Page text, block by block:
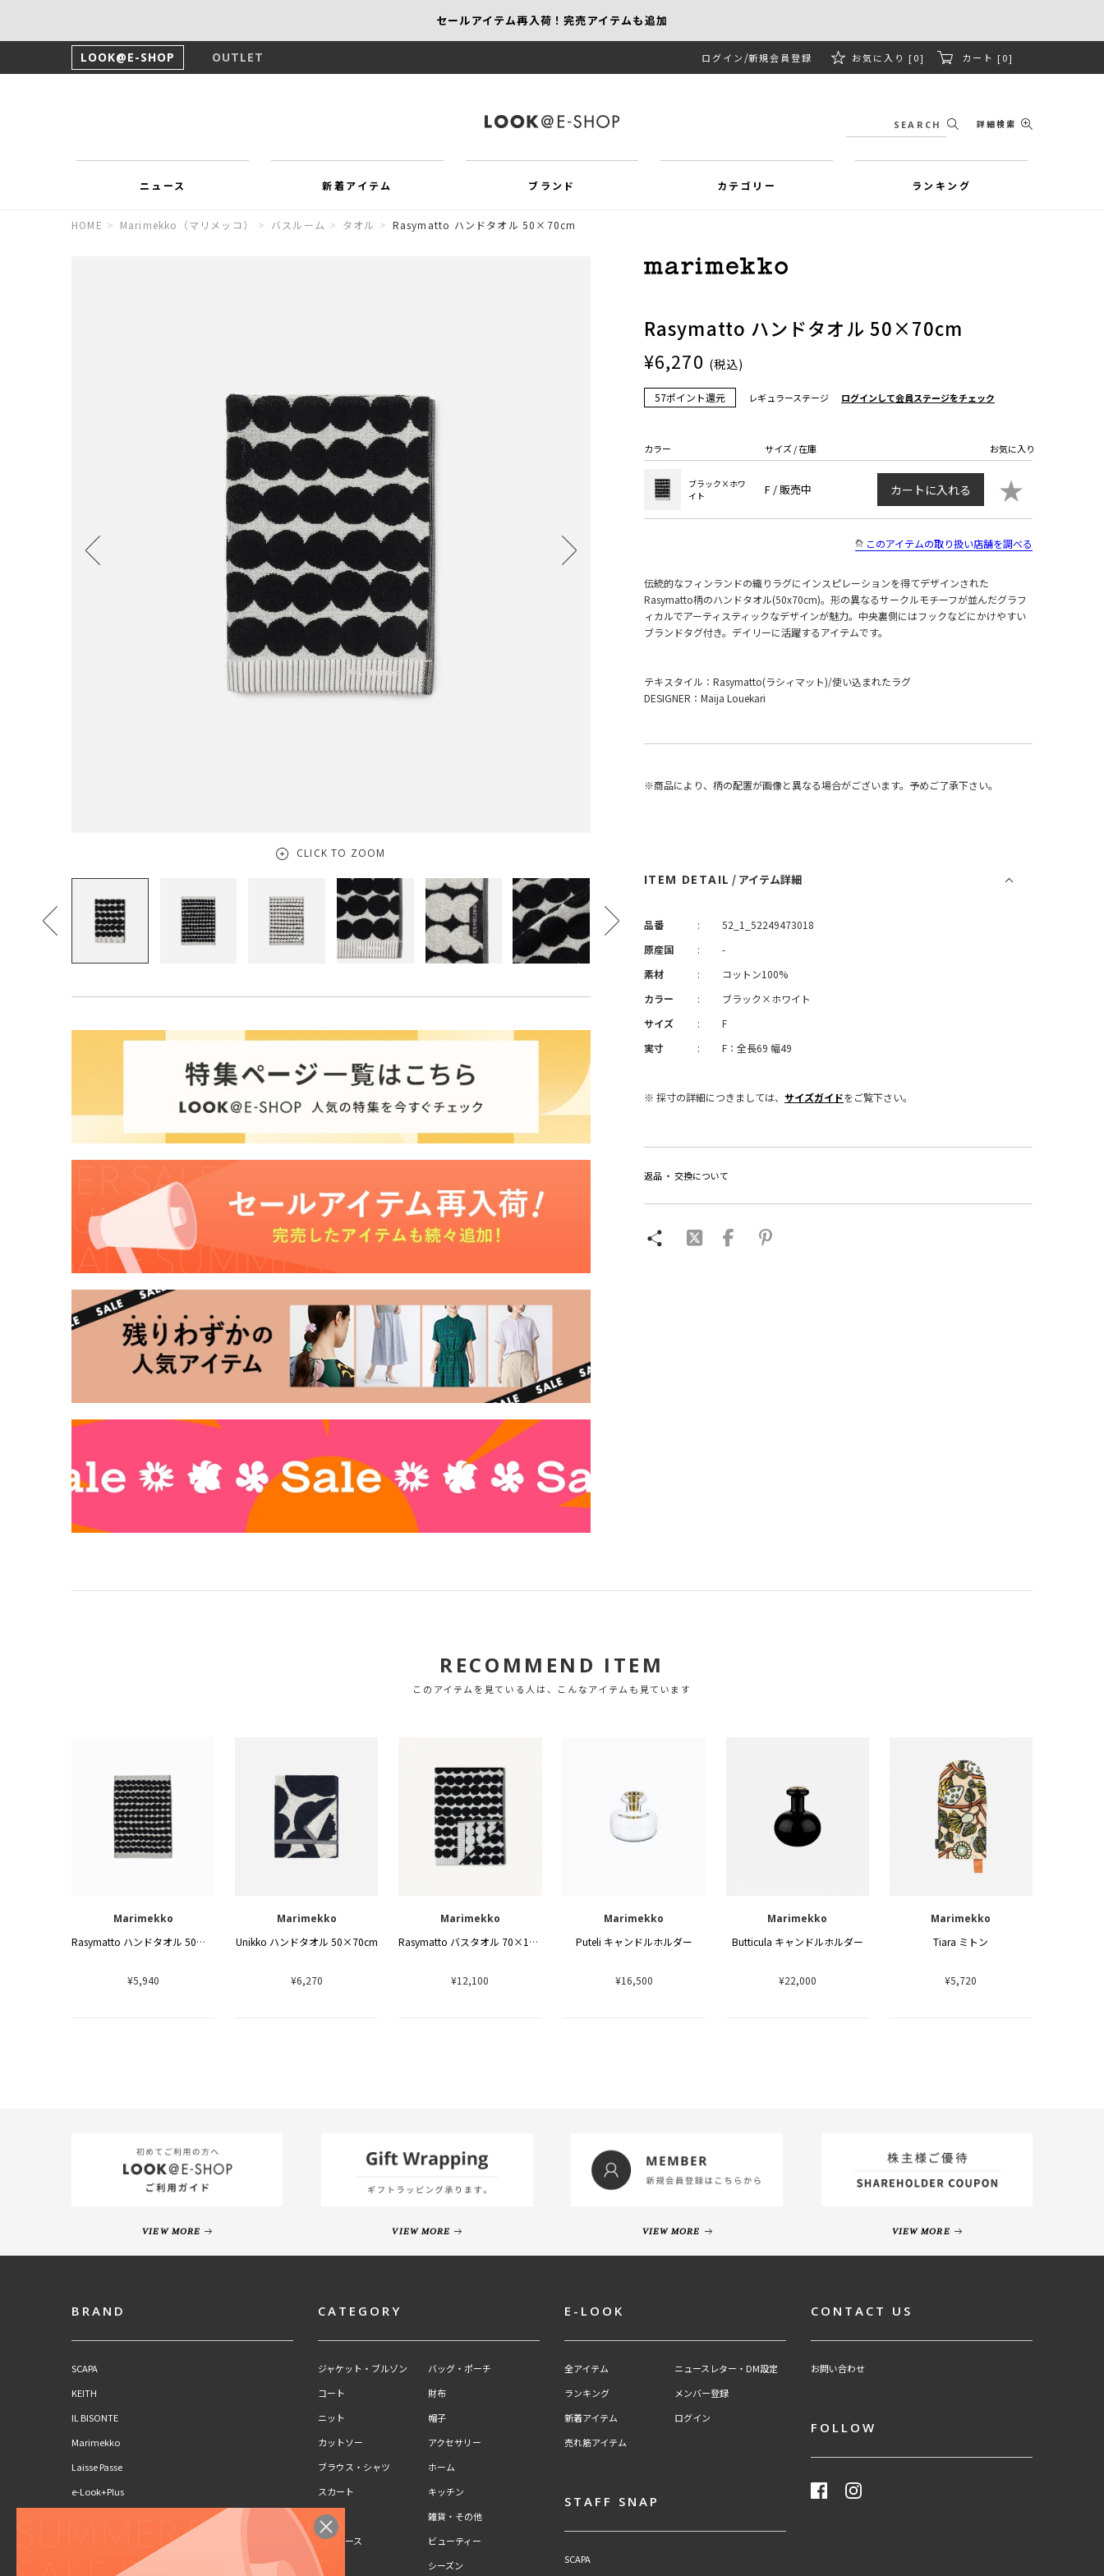
セールアイテム再入荷！完売アイテムも追加
LOOK@E-SHOP OUTLET ログイン 新規会員登録 お気に入り [0] カート [0]
詳細検索
ニュース 新着アイテム ブランド カテゴリー ランキング
HOME > Marimekko（マリメッコ） > バスルーム > タオル > Rasymatto ハンドタオル 50×70cm
CLICK TO ZOOM
Rasymatto ハンドタオル 50×70cm
¥6,270 (税込)
57ポイント還元 レギュラーステージ ログインして会員ステージをチェック
カラー サイズ / 在庫 お気に入り
ブラック×ホワ
イト
F / 販売中 カートに入れる ★
このアイテムの取り扱い店舗を調べる
伝統的なフィンランドの織りラグにインスピレーションを得てデザインされた
Rasymatto柄のハンドタオル(50x70cm)。形の異なるサークルモチーフが並んだグラフ
ィカルでアーティスティックなデザインが魅力。中央裏側にはフックなどにかけやすい
ブランドタグ付き。デイリーに活躍するアイテムです。
テキスタイル：Rasymatto(ラシィマット)/使い込まれたラグ
DESIGNER：Maija Louekari
※商品により、柄の配置が画像と異なる場合がございます。予めご了承下さい。
ITEM DETAIL / アイテム詳細
品番 :
52_1_52249473018
原産国
:
-
素材
:
コットン100%
カラー
:
ブラック×ホワイト
サイズ
:
F
実寸
: F：全長69 幅49
※ 採寸の詳細につきましては、サイズガイドをご覧下さい。
返品 ・ 交換について
RECOMMEND ITEM
このアイテムを見ている人は、こんなアイテムも見ています
Marimekko
Rasymatto ハンドタオル 50×70cm
¥5,940
Marimekko
Unikko ハンドタオル 50×70cm
¥6,270
Marimekko
Rasymatto バスタオル 70×150cm
¥12,100
Marimekko
Puteli キャンドルホルダー
¥16,500
Marimekko
Butticula キャンドルホルダー
¥22,000
Marimekko
Tiara ミトン
¥5,720
VIEW MORE VIEW MORE VIEW MORE VIEW MORE
BRAND
SCAPA
KEITH
IL BISONTE
Marimekko
Laisse Passe
e-Look+Plus
KEITH Lサイズ
CATEGORY
ジャケット・ブルゾン
コート
ニット
カットソー
ブラウス・シャツ
スカート
パンツ
ワンピース
キッズ
バッグ・ポーチ
財布
帽子
アクセサリー
ホーム
キッチン
雑貨・その他
ビューティー
シーズン
E-LOOK
全アイテム
ランキング
新着アイテム
売れ筋アイテム
ニュースレター・DM設定
メンバー登録
ログイン
CONTACT US
お問い合わせ
FOLLOW
STAFF SNAP
SCAPA